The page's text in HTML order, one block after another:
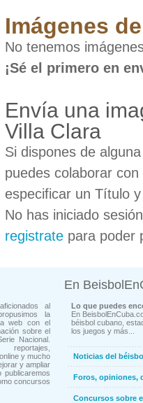
Imágenes
No tenemos
¡Sé el primero en
Envía una
Villa Clara
Si dispones de
puedes colaborar
especificar un Título
No has iniciado
registrate para poder
al
la
web con el
sobre el
Nacional.
y mucho
y ampliar
concursos
En
Lo que puedes
En
béisbol cubano,
los juegos y más...
Noticias del
Foros, opiniones,
Concursos sobre